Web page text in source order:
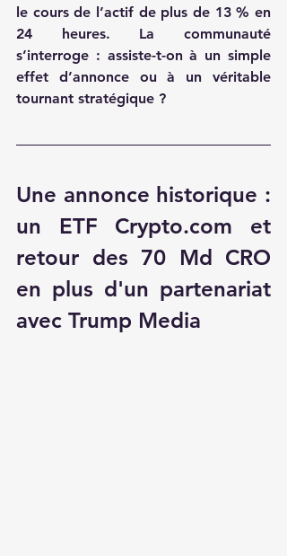
le cours de l’actif de plus de 13 % en
24 heures. La communauté
s’interroge : assiste-t-on à un simple
effet d’annonce ou à un véritable
tournant stratégique ?
Une annonce historique :
un ETF Crypto.com et
retour des 70 Md CRO
en plus d'un partenariat
avec Trump Media